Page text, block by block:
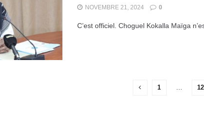
NOVEMBRE 21, 2024 0
C’est officiel. Choguel Kokalla Maïga
1 … 12